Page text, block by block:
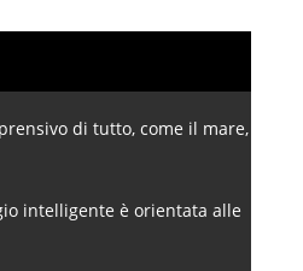
di tutto, come il mare,
intelligente è orientata alle